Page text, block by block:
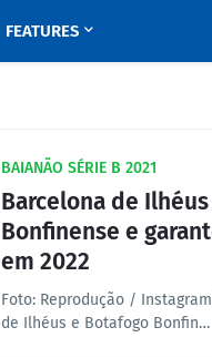
FEATURES
BAIANÃO SÉRIE B 2021
Barcelona de
Bonfinense e
em 2022
Foto: Reprodução /
de Ilhéus e Botafogo Bonfin…